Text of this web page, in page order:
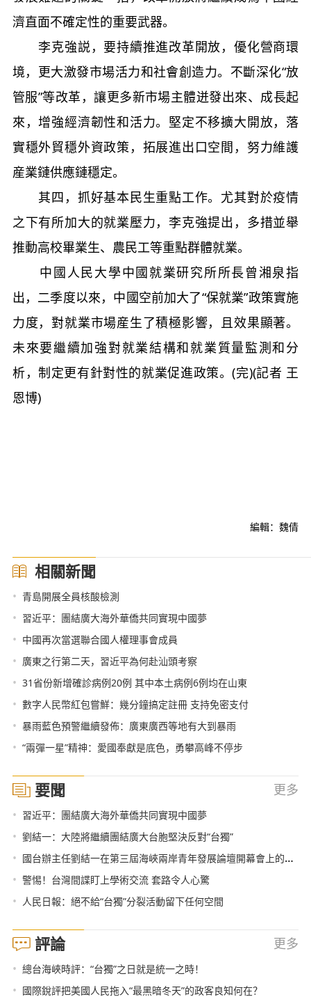
濟直面不確定性的重要武器。
李克強説，要持續推進改革開放，優化營商環
境，更大激發市場活力和社會創造力。不斷深化“放
管服”等改革，讓更多新市場主體迸發出來、成長起
來，增強經濟韌性和活力。堅定不移擴大開放，落
實穩外貿穩外資政策，拓展進出口空間，努力維護
産業鏈供應鏈穩定。
其四，抓好基本民生重點工作。尤其對於疫情
之下有所加大的就業壓力，李克強提出，多措並舉
推動高校畢業生、農民工等重點群體就業。
中國人民大學中國就業研究所所長曾湘泉指
出，二季度以來，中國空前加大了“保就業”政策實施
力度，對就業市場産生了積極影響，且效果顯著。
未來要繼續加強對就業結構和就業質量監測和分
析，制定更有針對性的就業促進政策。(完)(記者 王
恩博)
編輯：魏倩
相關新聞
• 青島開展全員核酸檢測
• 習近平：團結廣大海外華僑共同實現中國夢
• 中國再次當選聯合國人權理事會成員
• 廣東之行第二天，習近平為何赴汕頭考察
• 31省份新增確診病例20例 其中本土病例6例均在山東
• 數字人民幣紅包嘗鮮：幾分鐘搞定註冊 支持免密支付
• 暴雨藍色預警繼續發佈：廣東廣西等地有大到暴雨
• “兩彈一星”精神：愛國奉獻是底色，勇攀高峰不停步
要聞 更多
• 習近平：團結廣大海外華僑共同實現中國夢
• 劉結一：大陸將繼續團結廣大台胞堅決反對“台獨”
• 國台辦主任劉結一在第三屆海峽兩岸青年發展論壇開幕會上的致辭（全文）
• 警惕！台灣間諜盯上學術交流 套路令人心驚
• 人民日報：絕不給“台獨”分裂活動留下任何空間
評論 更多
• 總台海峽時評：“台獨”之日就是統一之時！
• 國際銳評把美國人民拖入“最黑暗冬天”的政客良知何在？